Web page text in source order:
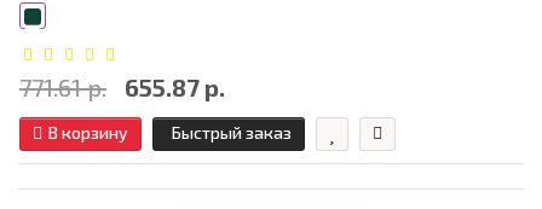
771.61 р. 655.87 р.
В корзину Быстрый заказ